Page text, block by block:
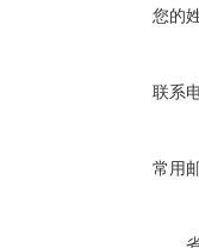
您的
联系
常用